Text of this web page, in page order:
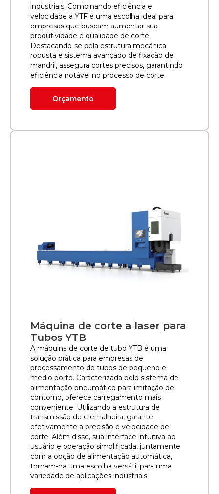
industriais. Combinando eficiência e
velocidade a YTF é uma escolha ideal para
empresas que buscam aumentar sua
produtividade e qualidade de corte.
Destacando-se pela estrutura mecânica
robusta e sistema avançado de fixação de
mandril, assegura cortes precisos, garantindo
eficiência notável no processo de corte.
Orçamento
Máquina de corte a laser para
Tubos YTB
A máquina de corte de tubo YTB é uma
solução prática para empresas de
processamento de tubos de pequeno e
médio porte. Caracterizada pelo sistema de
alimentação pneumático para imitação de
contorno, oferece carregamento mais
conveniente. Utilizando a estrutura de
transmissão de cremalheira, garante
efetivamente a precisão e velocidade de
corte. Além disso, sua interface intuitiva ao
usuário e operação simplificada, juntamente
com a opção de alimentação automática,
tornam-na uma escolha versátil para uma
variedade de aplicações industriais.